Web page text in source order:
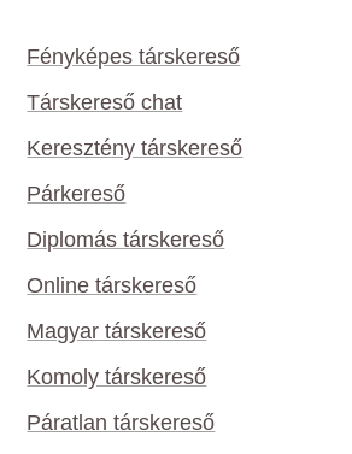
Fényképes társkereső
Társkereső chat
Keresztény társkereső
Párkereső
Diplomás társkereső
Online társkereső
Magyar társkereső
Komoly társkereső
Páratlan társkereső